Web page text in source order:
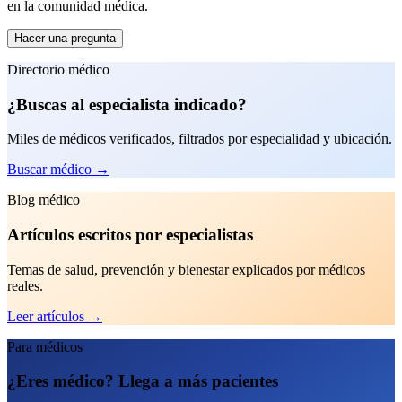
en la comunidad médica.
Hacer una pregunta
Directorio médico
¿Buscas al especialista indicado?
Miles de médicos verificados, filtrados por especialidad y ubicación.
Buscar médico →
Blog médico
Artículos escritos por especialistas
Temas de salud, prevención y bienestar explicados por médicos
reales.
Leer artículos →
Para médicos
¿Eres médico? Llega a más pacientes